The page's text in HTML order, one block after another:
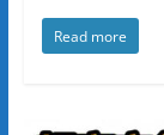
Read more